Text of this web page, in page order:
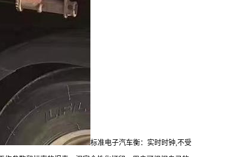
标准电子汽车衡： 实时时钟,不受